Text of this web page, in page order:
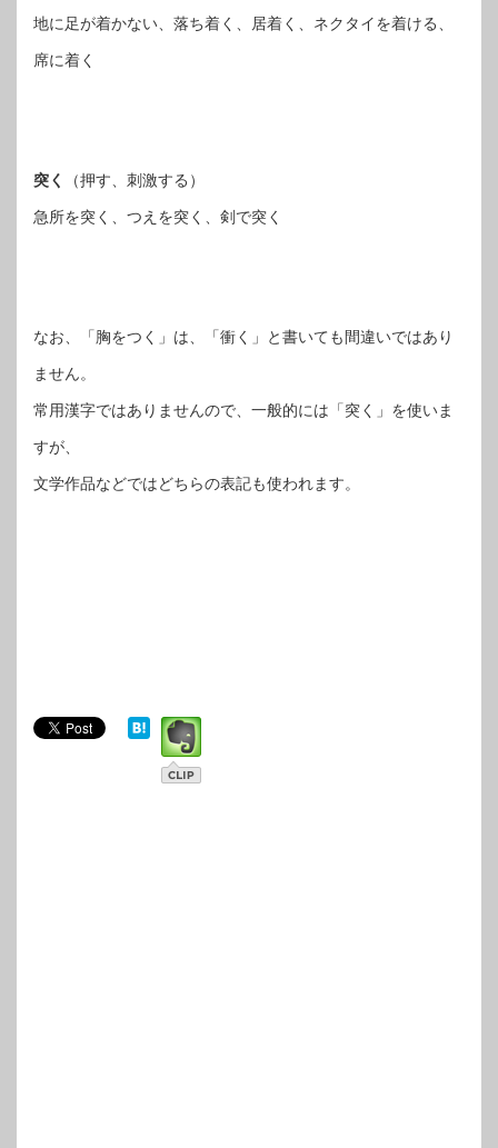
地に足が着かない、落ち着く、居着く、ネクタイを着ける、
席に着く
突く （押す、刺激する）
急所を突く、つえを突く、剣で突く
なお、「胸をつく」は、「衝く」と書いても間違いではあり
ません。
常用漢字ではありませんので、一般的には「突く」を使いま
すが、
文学作品などではどちらの表記も使われます。